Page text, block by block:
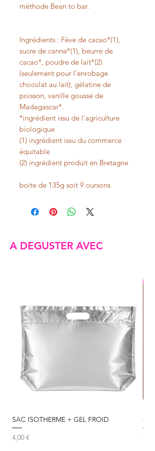
méthode Bean to bar.
Ingrédients : Fève de cacao*(1),
sucre de canne*(1), beurre de
cacao*, poudre de lait*(2)
(seulement pour l'enrobage
chocolat au lait), gélatine de
poisson, vanille gousse de
Madagascar*.
*ingrédient issu de l'agriculture
biologique
(1) ingrédient issu du commerce
équitable
(2) ingrédient produit en Bretagne
boite de 135g soit 9 oursons
A DEGUSTER AVEC
SAC ISOTHERME + GEL FROID
Prix
4,00 €
Prix
8,50